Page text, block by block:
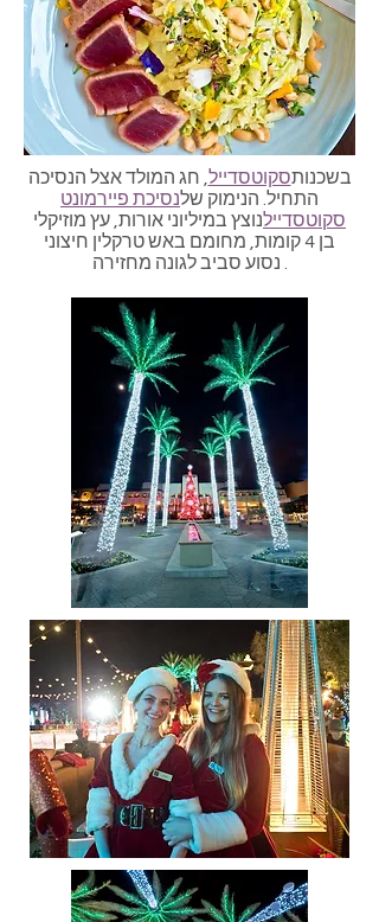
בשכנותסקוטסדייל , חג המולד אצל הנסיכה
התחיל. הנימוק שלנסיכת פיירמונט
סקוטסדיילנוצץ במיליוני אורות, עץ מוזיקלי
בן 4 קומות, מחומם באש טרקלין חיצוני